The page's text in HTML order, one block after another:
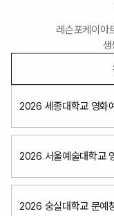
레슨포케이아
2026 세종대학교 영화
2026 서울예술대학교
2026 숭실대학교 문예